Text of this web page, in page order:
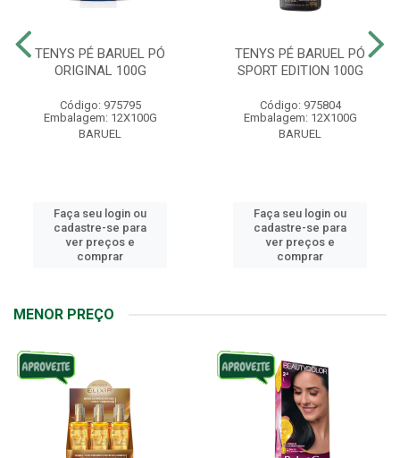
TENYS PÉ BARUEL PÓ
ORIGINAL 100G
Código: 975795
Embalagem: 12X100G
BARUEL
Faça seu login ou
cadastre-se para
ver preços e
comprar
TENYS PÉ BARUEL PÓ
SPORT EDITION 100G
Código: 975804
Embalagem: 12X100G
BARUEL
Faça seu login ou
cadastre-se para
ver preços e
comprar
MENOR PREÇO